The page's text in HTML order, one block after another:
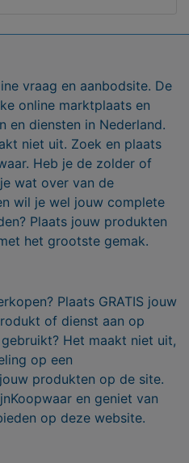
vraag en aanbodsite. De
online marktplaats en
en diensten in Nederland.
niet uit. Zoek en plaats
Heb je de zolder of
wat over van de
wil je wel jouw complete
Plaats jouw produkten
het grootste gemak.
Plaats GRATIS jouw
of dienst aan op
Het maakt niet uit,
op een
produkten op de site.
en geniet van
op deze website.